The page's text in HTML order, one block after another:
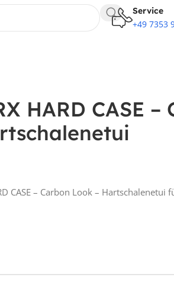
Service
+49 7353
HARD CASE –
CASE – Carbon Look – Hartschalenetui